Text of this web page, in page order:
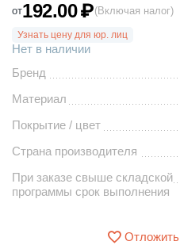
от192.00₽(Включая налог)
Узнать цену для юр. лиц
Нет в наличии
Бренд
Материал
Покрытие / цвет
Страна производителя
При заказе свыше складской
программы срок выполнения
Отложить